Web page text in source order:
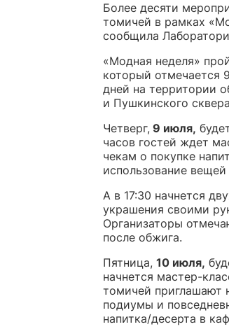
Более десяти
томичей в рамках
сообщила
«Модная неделя»
который отмечается
дней на территории
и Пушкинского
Четверг, 9 июля,
часов гостей ждет
чекам о покупке
использование
А в 17:30 начнется
украшения своими
Организаторы
после обжига.
Пятница, 10 июля,
начнется мастер-
томичей приглашают
подиумы и
напитка/десерта в